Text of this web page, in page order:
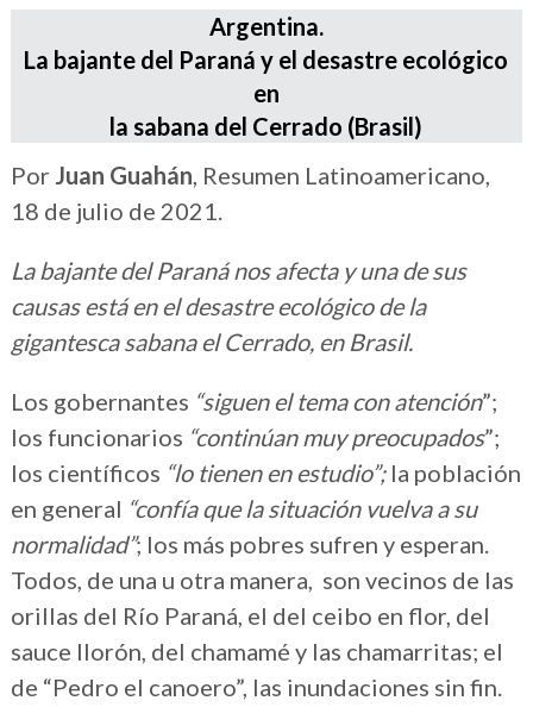
Argentina.
La bajante del Paraná y el desastre ecológico
en
la sabana del Cerrado (Brasil)
Por Juan Guahán, Resumen Latinoamericano,
18 de julio de 2021.
La bajante del Paraná nos afecta y una de sus
causas está en el desastre ecológico de la
gigantesca sabana el Cerrado, en Brasil.
Los gobernantes “siguen el tema con atención”;
los funcionarios “continúan muy preocupados”;
los científicos “lo tienen en estudio”;la población
en general “confía que la situación vuelva a su
normalidad”; los más pobres sufren y esperan.
Todos, de una u otra manera, son vecinos de las
orillas del Río Paraná, el del ceibo en flor, del
sauce llorón, del chamamé y las chamarritas; el
de “Pedro el canoero”, las inundaciones sin fin.